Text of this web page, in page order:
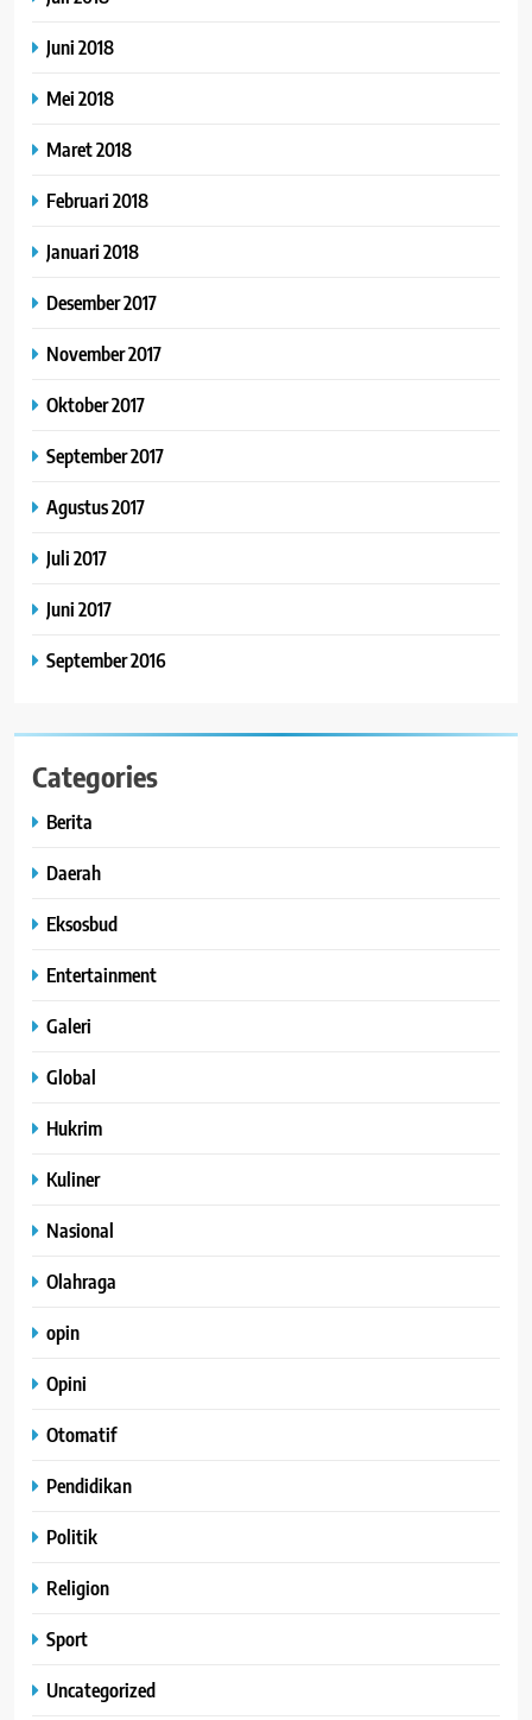
Juni 2018
Mei 2018
Maret 2018
Februari 2018
Januari 2018
Desember 2017
November 2017
Oktober 2017
September 2017
Agustus 2017
Juli 2017
Juni 2017
September 2016
Categories
Berita
Daerah
Eksosbud
Entertainment
Galeri
Global
Hukrim
Kuliner
Nasional
Olahraga
opin
Opini
Otomatif
Pendidikan
Politik
Religion
Sport
Uncategorized